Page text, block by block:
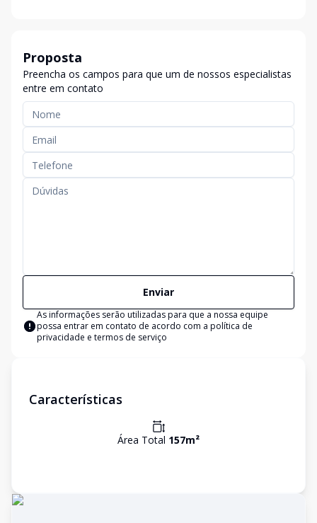
Proposta
Preencha os campos para que um de nossos especialistas
entre em contato
Enviar
As informações serão utilizadas para que a nossa equipe
possa entrar em contato de acordo com a política de
privacidade e termos de serviço
Características
Área Total 157m²